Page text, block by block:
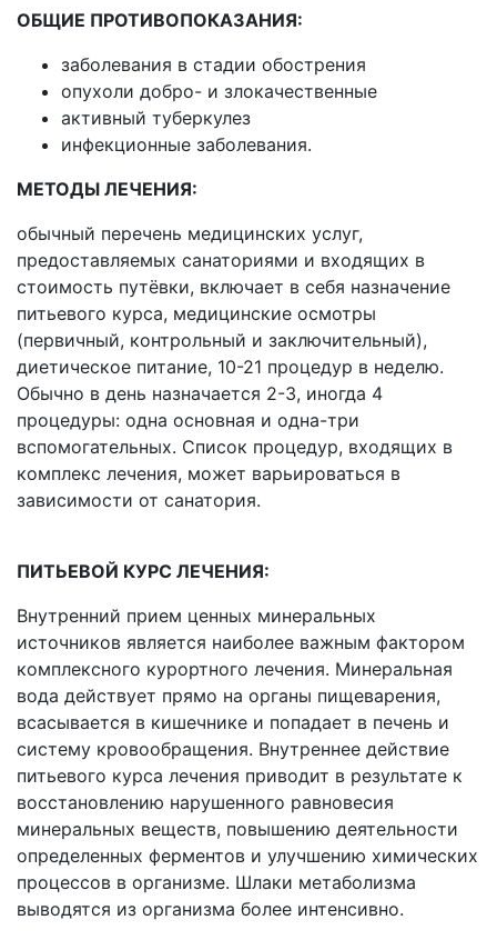
ОБЩИЕ ПРОТИВОПОКАЗАНИЯ:
заболевания в стадии обострения
опухоли добро- и злокачественные
активный туберкулез
инфекционные заболевания.
МЕТОДЫ ЛЕЧЕНИЯ:
обычный перечень медицинских услуг,
предоставляемых санаториями и входящих в
стоимость путёвки, включает в себя назначение
питьевого курса, медицинские осмотры
(первичный, контрольный и заключительный),
диетическое питание, 10-21 процедур в неделю.
Обычно в день назначается 2-3, иногда 4
процедуры: одна основная и одна-три
вспомогательных. Список процедур, входящих в
комплекс лечения, может варьироваться в
зависимости от санатория.
ПИТЬЕВОЙ КУРС ЛЕЧЕНИЯ:
Внутренний прием ценных минеральных
источников является наиболее важным фактором
комплексного курортного лечения. Минеральная
вода действует прямо на органы пищеварения,
всасывается в кишечнике и попадает в печень и
систему кровообращения. Внутреннее действие
питьевого курса лечения приводит в результате к
восстановлению нарушенного равновесия
минеральных веществ, повышению деятельности
определенных ферментов и улучшению химических
процессов в организме. Шлаки метаболизма
выводятся из организма более интенсивно.